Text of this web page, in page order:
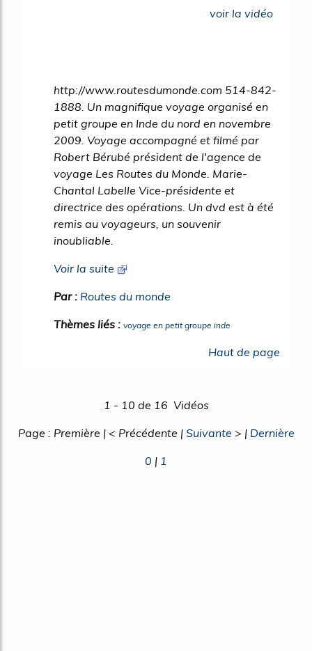
voir la vidéo
http://www.routesdumonde.com 514-842-
1888. Un magnifique voyage organisé en
petit groupe en Inde du nord en novembre
2009. Voyage accompagné et filmé par
Robert Bérubé président de l'agence de
voyage Les Routes du Monde. Marie-
Chantal Labelle Vice-présidente et
directrice des opérations. Un dvd est à été
remis au voyageurs, un souvenir
inoubliable.
Voir la suite
Par : Routes du monde
Thèmes liés : voyage en petit groupe inde
Haut de page
1 - 10 de 16 Vidéos
Page : Première | < Précédente | Suivante > | Dernière
0 | 1